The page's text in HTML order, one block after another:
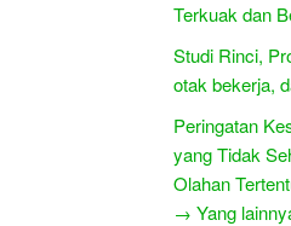
Terkuak dan
Studi Rinci,
otak bekerja,
Peringatan
yang Tidak
Olahan
→ Yang